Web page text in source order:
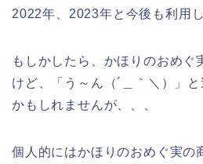
2022年、2023年と今後も利用
もしかしたら、かほりのおめぐ
けど、「う～ん（´＿｀＼）」
かもしれませんが、、、
個人的にはかほりのおめぐ実の